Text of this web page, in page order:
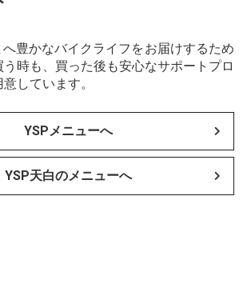
豊かなバイクライフをお届けするため
時も、買った後も安心なサポートプロ
しています。
YSPメニューへ
YSP天白のメニューへ